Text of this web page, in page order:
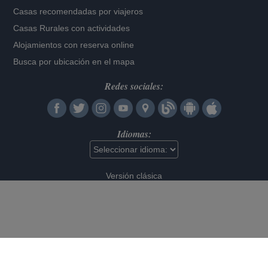
Casas recomendadas por viajeros
Casas Rurales con actividades
Alojamientos con reserva online
Busca por ubicación en el mapa
Redes sociales:
Idiomas:
Versión clásica